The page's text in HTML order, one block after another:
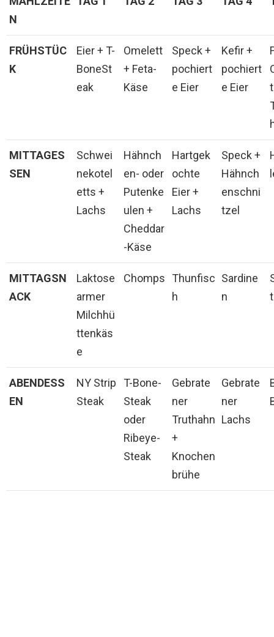
N
FRÜHSTÜC
K
Eier + T-
BoneSt
eak
Omelett
+ Feta-
Käse
Speck +
pochiert
e Eier
Kefir +
pochiert
e Eier
MITTAGES
SEN
Schwei
nekotel
etts +
Lachs
Hähnch
en- oder
Putenke
ulen +
Cheddar
-Käse
Hartgek
ochte
Eier +
Lachs
Speck +
Hähnch
enschni
tzel
MITTAGSN
ACK
Laktose
armer
Milchhü
ttenkäs
e
Chomps
Thunfisc
h
Sardine
n
ABENDESS
EN
NY Strip
Steak
T-Bone-
Steak
oder
Ribeye-
Steak
Gebrate
ner
Truthahn
+
Knochen
brühe
Gebrate
ner
Lachs